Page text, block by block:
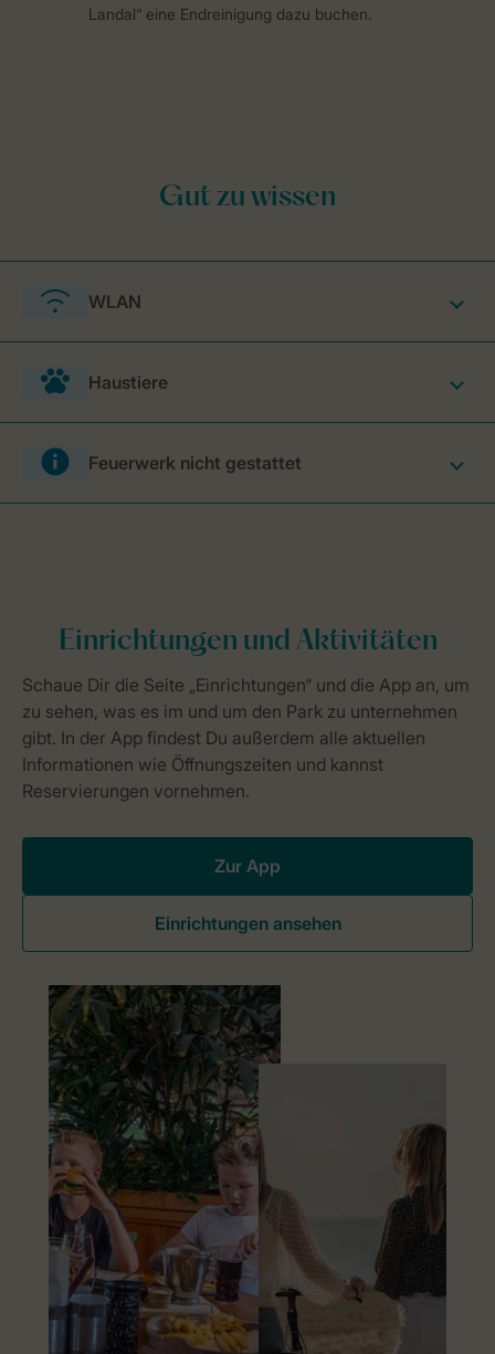
Landal“ eine Endreinigung dazu buchen.
WLAN
Haustiere
Feuerwerk nicht gestattet
Zur App
Einrichtungen ansehen